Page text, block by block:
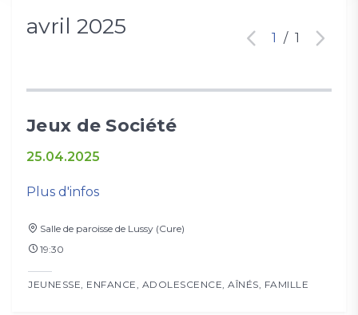
avril 2025 1 / 1
Jeux de Société
25.04.2025
Plus d'infos
Salle de paroisse de Lussy (Cure)
19:30
JEUNESSE, ENFANCE, ADOLESCENCE, AÎNÉS, FAMILLE